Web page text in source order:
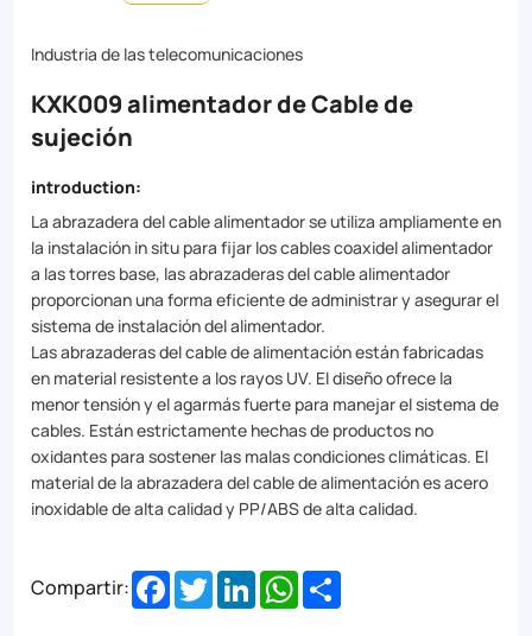
for
cables
of
sizes.
Made
from
high-
grade
materials
like
stainless
steel
and
galvanized
Industria de las telecomunicaciones
KXK009 alimentador de Cable de
sujeción
introduction:
La abrazadera del cable alimentador se utiliza ampliamente en
la instalación in situ para fijar los cables coaxidel alimentador
a las torres base, las abrazaderas del cable alimentador
proporcionan una forma eficiente de administrar y asegurar el
sistema de instalación del alimentador.
Las abrazaderas del cable de alimentación están fabricadas
en material resistente a los rayos UV. El diseño ofrece la
menor tensión y el agarmás fuerte para manejar el sistema de
cables. Están estrictamente hechas de productos no
oxidantes para sostener las malas condiciones climáticas. El
material de la abrazadera del cable de alimentación es acero
inoxidable de alta calidad y PP/ABS de alta calidad.
Compartir: Facebook
TwitterLinkedInWhatsApp